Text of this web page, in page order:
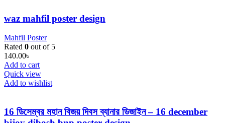
waz mahfil poster design
Mahfil Poster
Rated 0 out of 5
140.00৳
Add to cart
Quick view
Add to wishlist
16 ডিসেম্বর মহান বিজয় দিবস ব্যানার ডিজাইন – 16 december